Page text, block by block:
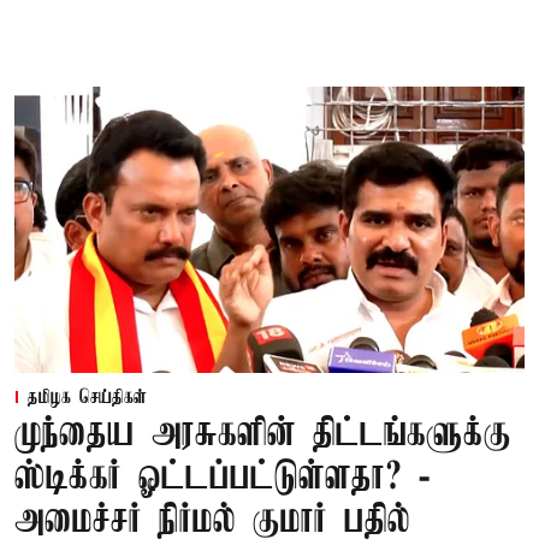
தமிழக செய்திகள்
முந்தைய அரசுகளின் திட்டங்களுக்கு
ஸ்டிக்கர் ஓட்டப்பட்டுள்ளதா? -
அமைச்சர் நிர்மல் குமார் பதில்